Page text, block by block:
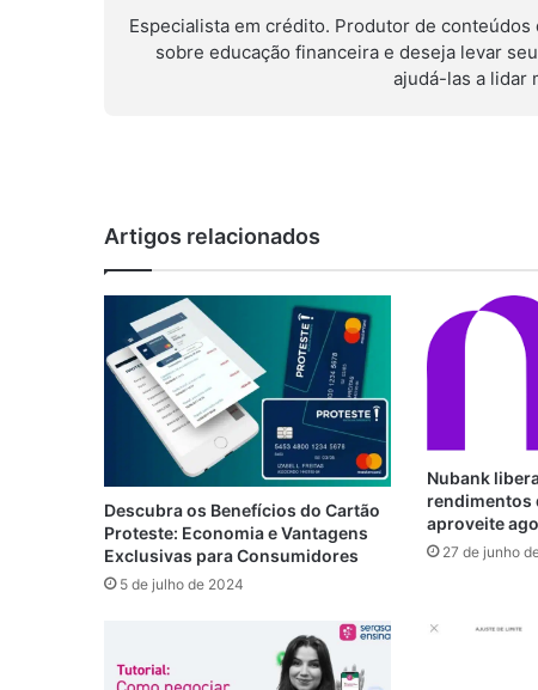
Especialista em crédito. Produtor de
sobre educação financeira e deseja levar
ajudá-las a lidar
Artigos relacionados
Descubra os Benefícios do Cartão
Proteste: Economia e Vantagens
Exclusivas para Consumidores
5 de julho de 2024
Nubank
rendimentos
aproveite
27 de junho